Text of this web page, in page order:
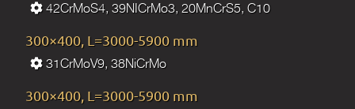
42CrMoS4, 39NICrMo3, 20MnCrS5, C10
300×400, L=3000-5900 mm
31CrMoV9, 38NiCrMo
300×400, L=3000-5900 mm